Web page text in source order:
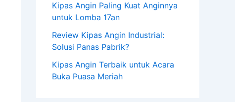
Kipas Angin Paling Kuat Anginnya
untuk Lomba 17an
Review Kipas Angin Industrial:
Solusi Panas Pabrik?
Kipas Angin Terbaik untuk Acara
Buka Puasa Meriah